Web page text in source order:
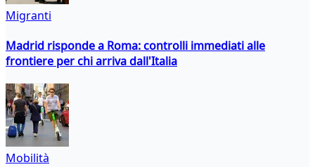
Migranti
Madrid risponde a Roma: controlli immediati alle
frontiere per chi arriva dall'Italia
Mobilità